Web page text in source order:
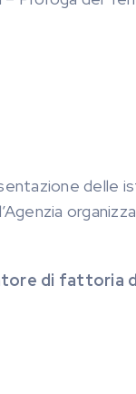
delle
di fattoria